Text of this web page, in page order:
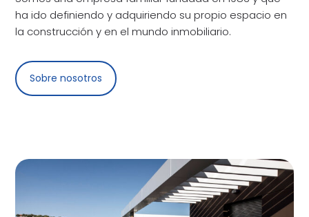
ha ido definiendo y adquiriendo su propio espacio en
la construcción y en el mundo inmobiliario.
Sobre nosotros